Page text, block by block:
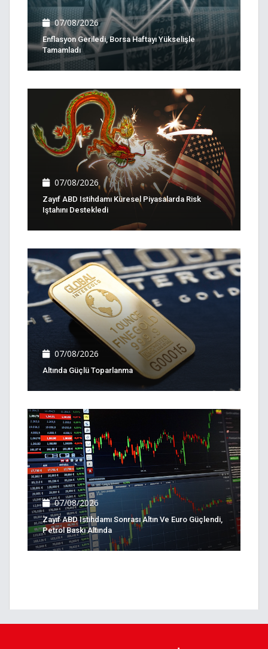
07/08/2026
Enflasyon Geriledi, Borsa Haftayı Yükselişle
Tamamladı
07/08/2026
Zayıf ABD Istihdamı Küresel Piyasalarda Risk
Iştahını Destekledi
07/08/2026
Altında Güçlü Toparlanma
07/08/2026
Zayıf ABD Istihdamı Sonrası Altın Ve Euro Güçlendi,
Petrol Baskı Altında